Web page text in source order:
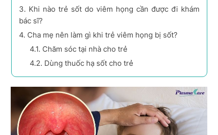
3. Khi nào trẻ sốt do viêm họng cần được đi khám
bác sĩ?
4. Cha mẹ nên làm gì khi trẻ viêm họng bị sốt?
4.1. Chăm sóc tại nhà cho trẻ
4.2. Dùng thuốc hạ sốt cho trẻ